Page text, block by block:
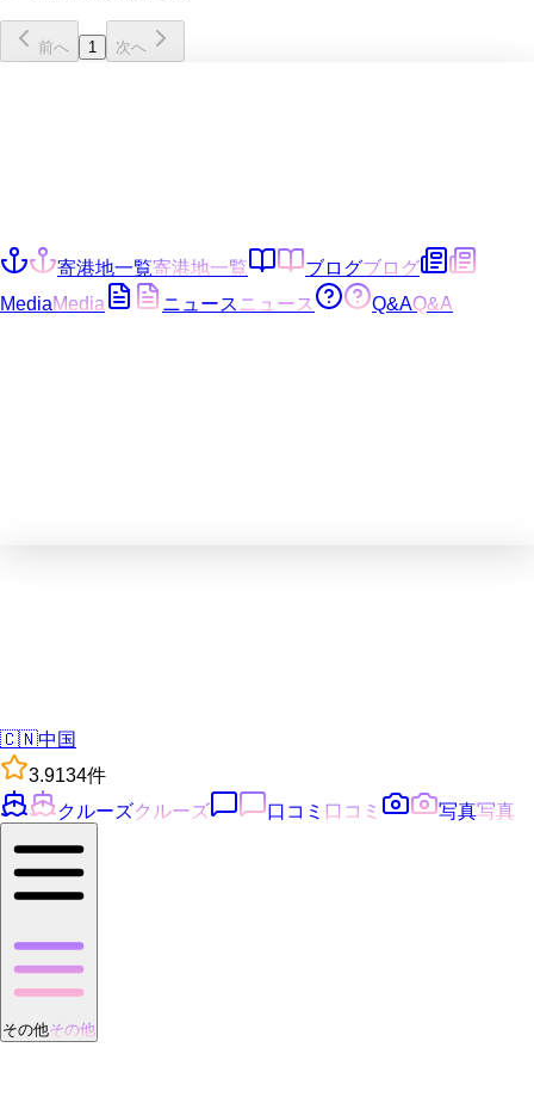
前へ 1 次へ
寄港地一覧寄港地一覧 ブログブログ
MediaMedia ニュース ニュース Q&AQ&A
🇨🇳中国
3.9134件
クルーズクルーズ 口コミ 口コミ 写真写真
その他その他